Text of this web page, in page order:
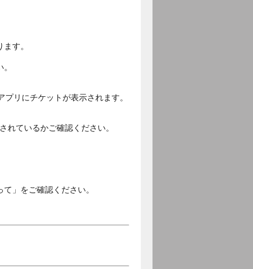
す。
リにチケットが表示されます。
れているかご確認ください。
」をご確認ください。